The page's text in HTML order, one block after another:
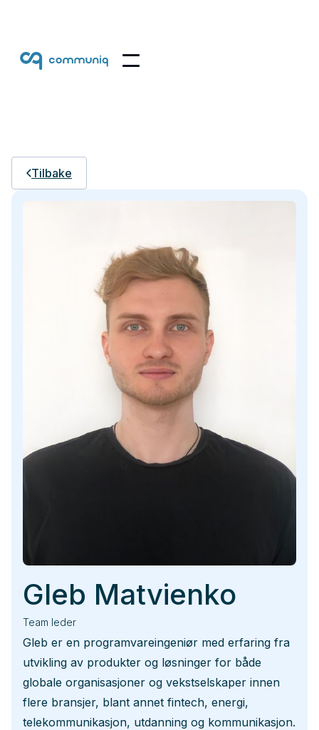
Tilbake
Gleb Matvienko
Team leder
Gleb er en programvareingeniør med erfaring fra
utvikling av produkter og løsninger for både
globale organisasjoner og vekstselskaper innen
flere bransjer, blant annet fintech, energi,
telekommunikasjon, utdanning og kommunikasjon.